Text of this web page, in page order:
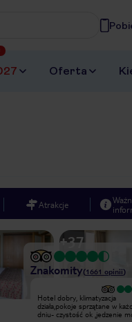
szukasz
Oferta
Atrakcje
+37
Znakomity(1661 opinii)
Hotel dobry, klimatyzacja
działa,pokoje sprzątane w
dniu- czystość ok ,jedzenie mogłoby